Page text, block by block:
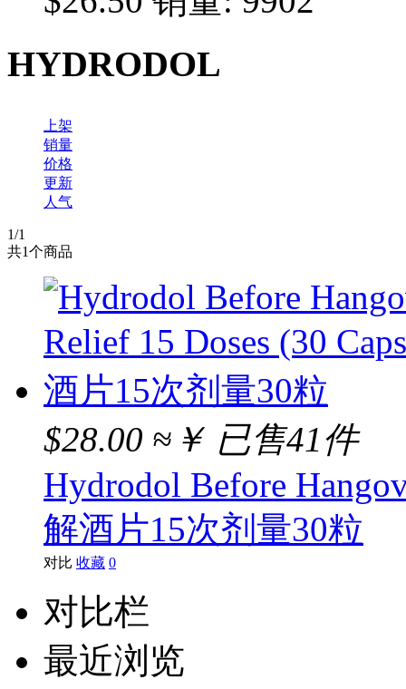
HYDRODOL
上架
销量
价格
更新
人气
1/1
共1个商品
$28.00 ≈￥ 已售41件
Hydrodol Before
解酒片15次剂量30粒
对比 收藏 0
对比栏
最近浏览